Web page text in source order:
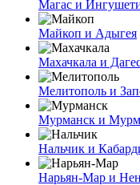
Магас и
Майкоп и Адыгея
Махачкала и
Мелитополь и
Мурманск и
Нальчик и
Нарьян-Мар и